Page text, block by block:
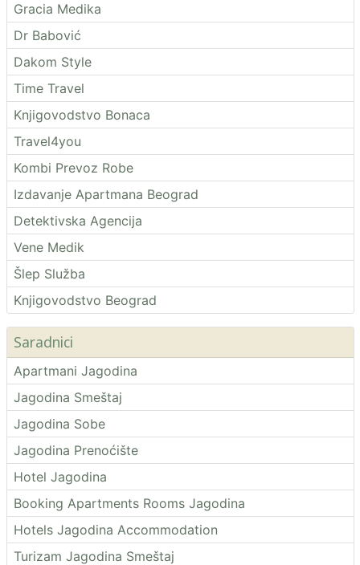
Gracia Medika
Dr Babović
Dakom Style
Time Travel
Knjigovodstvo Bonaca
Travel4you
Kombi Prevoz Robe
Izdavanje Apartmana Beograd
Detektivska Agencija
Vene Medik
Šlep Služba
Knjigovodstvo Beograd
Saradnici
Apartmani Jagodina
Jagodina Smeštaj
Jagodina Sobe
Jagodina Prenoćište
Hotel Jagodina
Booking Apartments Rooms Jagodina
Hotels Jagodina Accommodation
Turizam Jagodina Smeštaj